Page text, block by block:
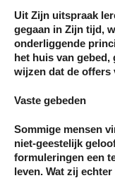
Uit Zijn uitspraak
gegaan in Zijn tijd,
onderliggende
het huis van
wijzen dat de offers
Vaste gebeden
Sommige mensen
niet-geestelijk
formuleringen een
leven. Wat zij